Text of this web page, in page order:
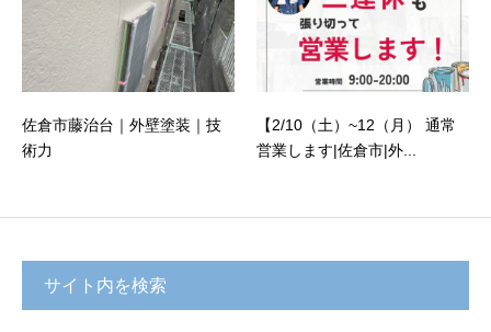
佐倉市藤治台｜外壁塗装｜技
術力
【2/10（土）~12（月） 通常
営業します|佐倉市|外...
サイト内を検索